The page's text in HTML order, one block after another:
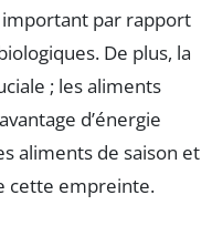
par rapport
De plus, la
; les aliments
d’énergie
aliments de saison et
cette empreinte.